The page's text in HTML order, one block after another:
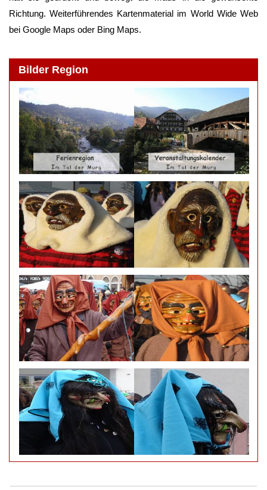
Richtung. Weiterführendes Kartenmaterial im World Wide Web
bei Google Maps oder Bing Maps.
Bilder Region